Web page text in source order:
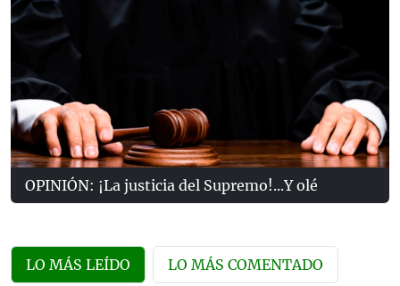
OPINIÓN: ¡La justicia del Supremo!...Y olé
LO MÁS LEÍDO LO MÁS COMENTADO